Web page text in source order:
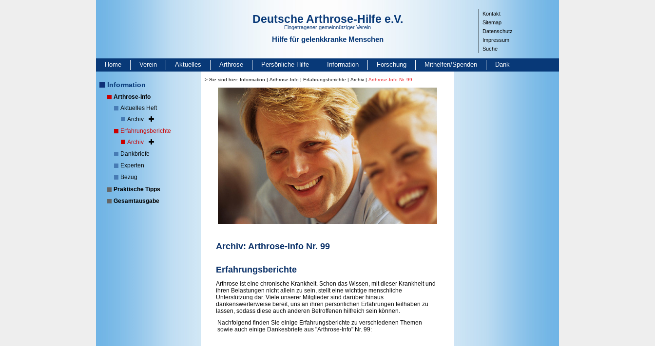
Deutsche Arthrose-Hilfe e.V.
Eingetragener gemeinnütziger Verein
Hilfe für gelenkkranke Menschen
Kontakt
Sitemap
Datenschutz
Impressum
Suche
Home Verein Aktuelles Arthrose Persönliche Hilfe Information Forschung Mithelfen/Spenden Dank
Information
Arthrose-Info
Aktuelles Heft
Archiv
Erfahrungsberichte
Archiv
Dankbriefe
Experten
Bezug
Praktische Tipps
Gesamtausgabe
> Sie sind hier: Information | Arthrose-Info | Erfahrungsberichte | Archiv | Arthrose-Info Nr. 99
Archiv: Arthrose-Info Nr. 99
Erfahrungsberichte
Arthrose ist eine chronische Krankheit. Schon das Wissen, mit dieser Krankheit und
ihren Belastungen nicht allein zu sein, stellt eine wichtige menschliche
Unterstützung dar. Viele unserer Mitglieder sind darüber hinaus
dankenswerterweise bereit, uns an ihren persönlichen Erfahrungen teilhaben zu
lassen, sodass diese auch anderen Betroffenen hilfreich sein können.
Nachfolgend finden Sie einige Erfahrungsberichte zu verschiedenen Themen
sowie auch einige Dankesbriefe aus "Arthrose-Info" Nr. 99: